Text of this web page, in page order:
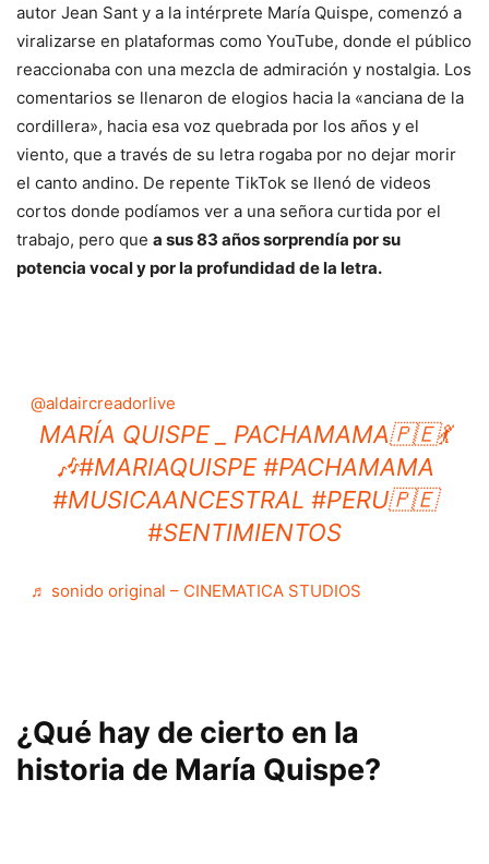
autor Jean Sant y a la intérprete María Quispe, comenzó a
viralizarse en plataformas como YouTube, donde el público
reaccionaba con una mezcla de admiración y nostalgia. Los
comentarios se llenaron de elogios hacia la «anciana de la
cordillera», hacia esa voz quebrada por los años y el
viento, que a través de su letra rogaba por no dejar morir
el canto andino. De repente TikTok se llenó de videos
cortos donde podíamos ver a una señora curtida por el
trabajo, pero que a sus 83 años sorprendía por su
potencia vocal y por la profundidad de la letra.
@aldaircreadorlive
MARÍA QUISPE _ PACHAMAMA🇵🇪💃
🎶#MARIAQUISPE #PACHAMAMA
#MUSICAANCESTRAL #PERU🇵🇪
#SENTIMIENTOS
♬ sonido original – CINEMATICA STUDIOS
¿Qué hay de cierto en la
historia de María Quispe?